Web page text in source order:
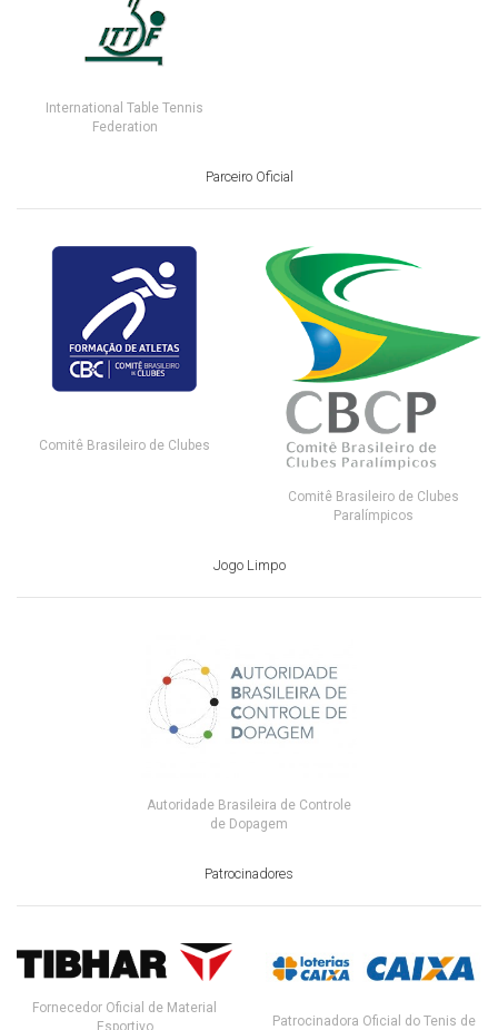
International Table Tennis
Federation
Parceiro Oficial
Comitê Brasileiro de Clubes
Comitê Brasileiro de Clubes
Paralímpicos
Jogo Limpo
Autoridade Brasileira de Controle
de Dopagem
Patrocinadores
Fornecedor Oficial de Material
Esportivo
Patrocinadora Oficial do Tenis de